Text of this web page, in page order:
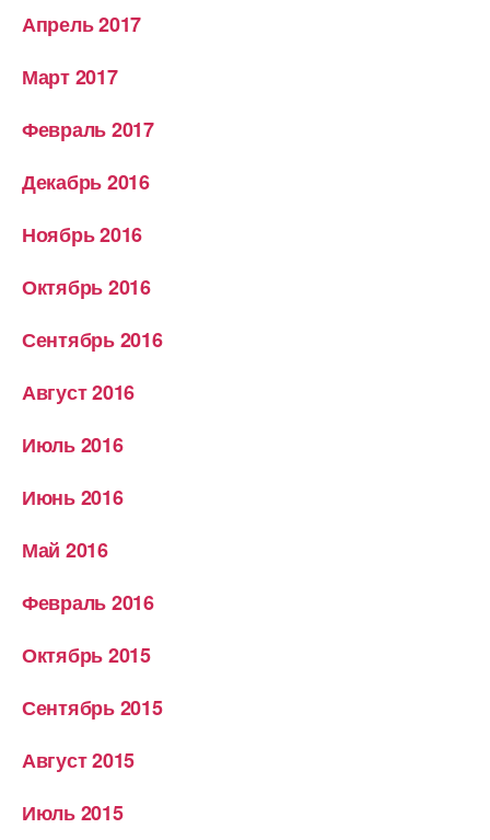
Апрель 2017
Март 2017
Февраль 2017
Декабрь 2016
Ноябрь 2016
Октябрь 2016
Сентябрь 2016
Август 2016
Июль 2016
Июнь 2016
Май 2016
Февраль 2016
Октябрь 2015
Сентябрь 2015
Август 2015
Июль 2015